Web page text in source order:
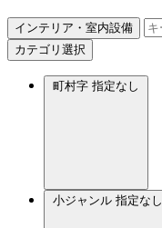
インテリア・室内設備
カテゴリ選択
町村字 指定なし
小ジャンル 指定なし